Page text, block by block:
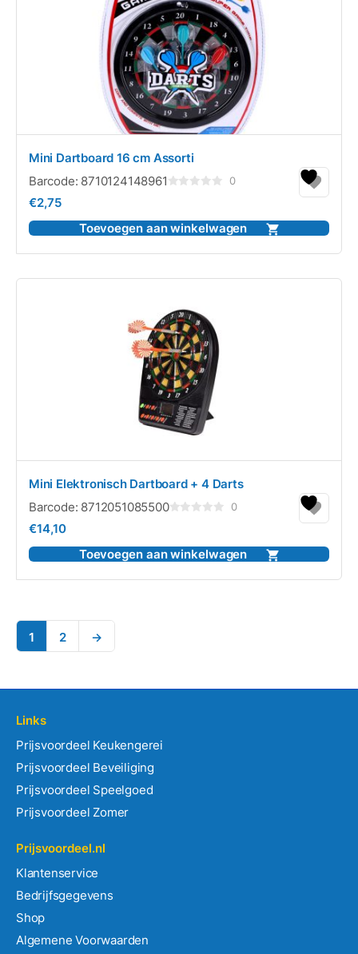
Mini Dartboard 16 cm Assorti
Barcode: 8710124148961
5
0
€2,75
Toevoegen aan winkelwagen
Mini Elektronisch Dartboard + 4 Darts
Barcode: 8712051085500
5
0
€14,10
Toevoegen aan winkelwagen
1 2 →
Links
Prijsvoordeel Keukengerei
Prijsvoordeel Beveiliging
Prijsvoordeel Speelgoed
Prijsvoordeel Zomer
Prijsvoordeel.nl
Klantenservice
Bedrijfsgegevens
Shop
Algemene Voorwaarden